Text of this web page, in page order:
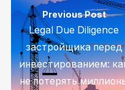
Previous Post
Legal Due Diligence
застройщика перед
инвестированием:
не потерять